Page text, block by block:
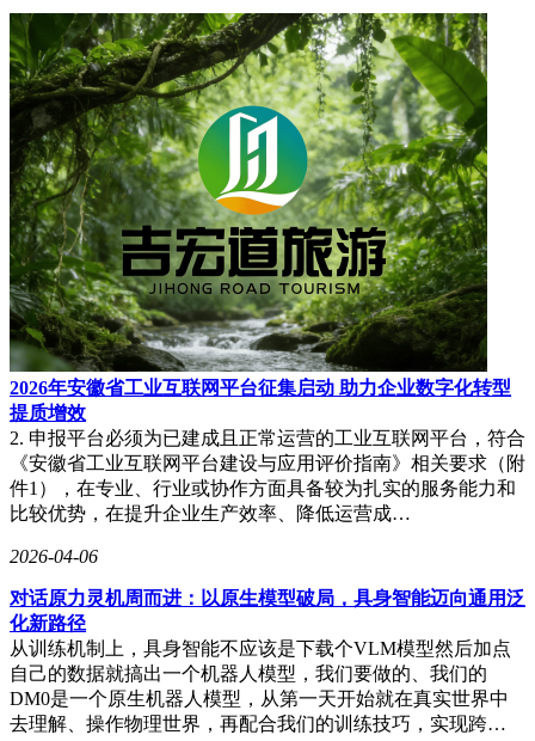
2026年安徽省工业互联网平台征集启动 助力企业数字化转型
提质增效
2. 申报平台必须为已建成且正常运营的工业互联网平台，符合
《安徽省工业互联网平台建设与应用评价指南》相关要求（附
件1），在专业、行业或协作方面具备较为扎实的服务能力和
比较优势，在提升企业生产效率、降低运营成…
2026-04-06
对话原力灵机周而进：以原生模型破局，具身智能迈向通用泛
化新路径
从训练机制上，具身智能不应该是下载个VLM模型然后加点
自己的数据就搞出一个机器人模型，我们要做的、我们的
DM0是一个原生机器人模型，从第一天开始就在真实世界中
去理解、操作物理世界，再配合我们的训练技巧，实现跨…